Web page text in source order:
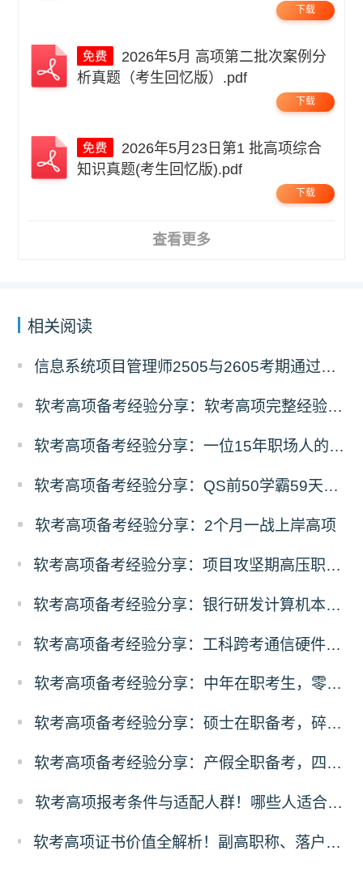
下载
析真题（考生回忆版）.pdf
下载
知识真题(考生回忆版).pdf
下载
查看更多
相关阅读
信息系统项目管理师2505与2605考期通过人数深度对比分析
软考高项备考经验分享：软考高项完整经验教训复盘
软考高项备考经验分享：一位15年职场人的68天高项备考经验
软考高项备考经验分享：QS前50学霸59天零基础高项冲刺之路
软考高项备考经验分享：2个月一战上岸高项
软考高项备考经验分享：项目攻坚期高压职场人，碎片时间突围备考
软考高项备考经验分享：银行研发计算机本硕，3个月100小时极速通关
软考高项备考经验分享：工科跨考通信硬件从业者，规划先行稳扎稳打通关
软考高项备考经验分享：中年在职考生，零基础突围备考经验
软考高项备考经验分享：硕士在职备考，碎片化时间高效通关方案
软考高项备考经验分享：产假全职备考，四轮递进式复习落地法
软考高项报考条件与适配人群！哪些人适合考高项
软考高项证书价值全解析！副高职称、落户补贴、职场晋升专属红利